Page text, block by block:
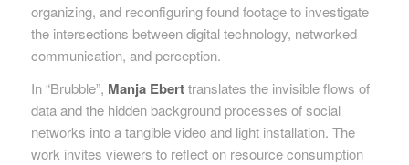
organizing, and reconfiguring found footage to investigate
the intersections between digital technology, networked
communication, and perception.
In “Brubble”, Manja Eberttranslates the invisible flows of
data and the hidden background processes of social
networks into a tangible video and light installation. The
work invites viewers to reflect on resource consumption